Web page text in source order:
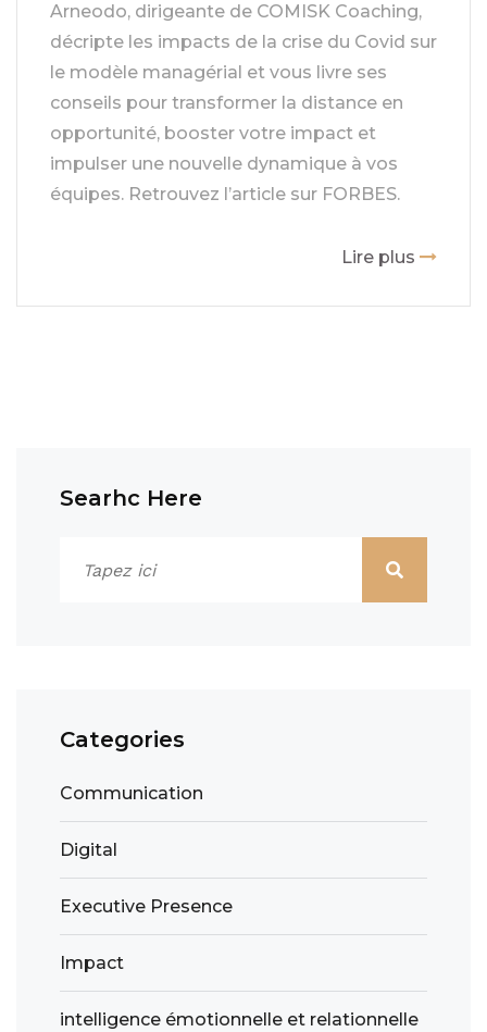
Arneodo, dirigeante de COMISK Coaching,
décripte les impacts de la crise du Covid sur
le modèle managérial et vous livre ses
conseils pour transformer la distance en
opportunité, booster votre impact et
impulser une nouvelle dynamique à vos
équipes. Retrouvez l’article sur FORBES.
Lire plus
Searhc Here
Categories
Communication
Digital
Executive Presence
Impact
intelligence émotionnelle et relationnelle